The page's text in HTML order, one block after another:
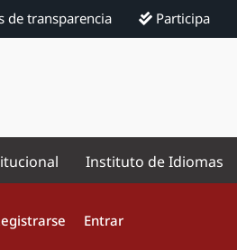
de transparencia Participa
Instituto de Idiomas
Entrar